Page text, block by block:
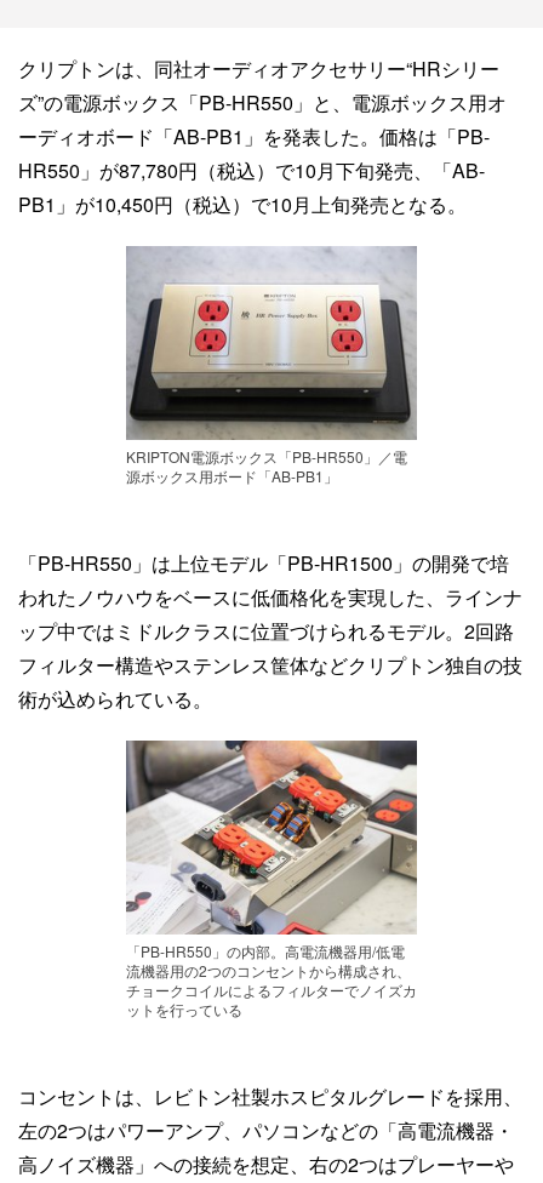
クリプトンは、同社オーディオアクセサリー“HRシリー
ズ”の電源ボックス「PB-HR550」と、電源ボックス用オ
ーディオボード「AB-PB1」を発表した。価格は「PB-
HR550」が87,780円（税込）で10月下旬発売、「AB-
PB1」が10,450円（税込）で10月上旬発売となる。
KRIPTON電源ボックス「PB-HR550」／電
源ボックス用ボード「AB-PB1」
「PB-HR550」は上位モデル「PB-HR1500」の開発で培
われたノウハウをベースに低価格化を実現した、ラインナ
ップ中ではミドルクラスに位置づけられるモデル。2回路
フィルター構造やステンレス筐体などクリプトン独自の技
術が込められている。
「PB-HR550」の内部。高電流機器用/低電
流機器用の2つのコンセントから構成され、
チョークコイルによるフィルターでノイズカ
ットを行っている
コンセントは、レビトン社製ホスピタルグレードを採用、
左の2つはパワーアンプ、パソコンなどの「高電流機器・
高ノイズ機器」への接続を想定、右の2つはプレーヤーや